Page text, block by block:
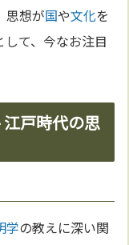
思想が国や文化を
て、今なお注目
戸時代の思
学の教えに深い関